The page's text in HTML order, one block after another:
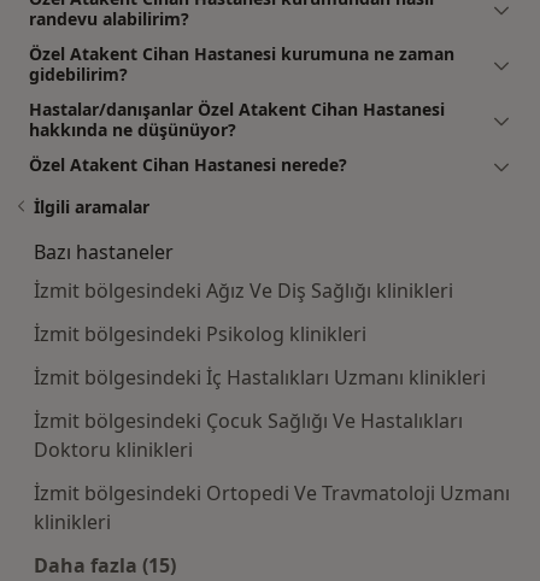
randevu alabilirim?
Özel Atakent Cihan Hastanesi kurumuna ne zaman
gidebilirim?
Hastalar/danışanlar Özel Atakent Cihan Hastanesi
hakkında ne düşünüyor?
Özel Atakent Cihan Hastanesi nerede?
İlgili aramalar
Bazı hastaneler
İzmit bölgesindeki Ağız Ve Diş Sağlığı klinikleri
İzmit bölgesindeki Psikolog klinikleri
İzmit bölgesindeki İç Hastalıkları Uzmanı klinikleri
İzmit bölgesindeki Çocuk Sağlığı Ve Hastalıkları
Doktoru klinikleri
İzmit bölgesindeki Ortopedi Ve Travmatoloji Uzmanı
klinikleri
Daha fazla (15)